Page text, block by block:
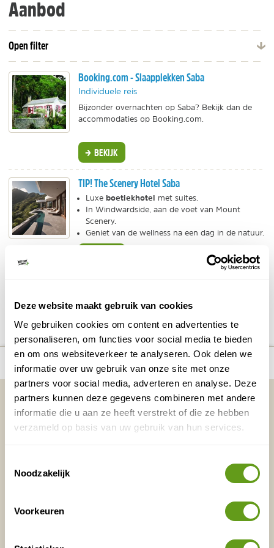
Deze website maakt gebruik van cookies
We gebruiken cookies om content en advertenties te
personaliseren, om functies voor social media te bieden
en om ons websiteverkeer te analyseren. Ook delen we
informatie over uw gebruik van onze site met onze
partners voor social media, adverteren en analyse. Deze
partners kunnen deze gegevens combineren met andere
informatie die u aan ze heeft verstrekt of die ze hebben
verzameld op basis van uw gebruik van hun services.
Noodzakelijk
Voorkeuren
Aanbod
Open filter
Booking.com - Slaapplekken Saba
Individuele reis
Bijzonder overnachten op Saba? Bekijk dan de
accommodaties op Booking.com.
BEKIJK
TIP! The Scenery Hotel Saba
Luxe boetiekhotel met suites.
In Windwardside, aan de voet van Mount
Scenery.
Geniet van de wellness na een dag in de natuur.
Deel deze pagina! DELEN OP FACEBOOK
DELEN OP XDELEN VIA DE MAIL
number_of_trips:
2
Bekijk alle reizen naar Bijzonder
overnachten op Saba
Bekijk
Vakantietips & Inspiratie?
Voornaam Achternaam
E-mailadres* Waar ligt je interesse?